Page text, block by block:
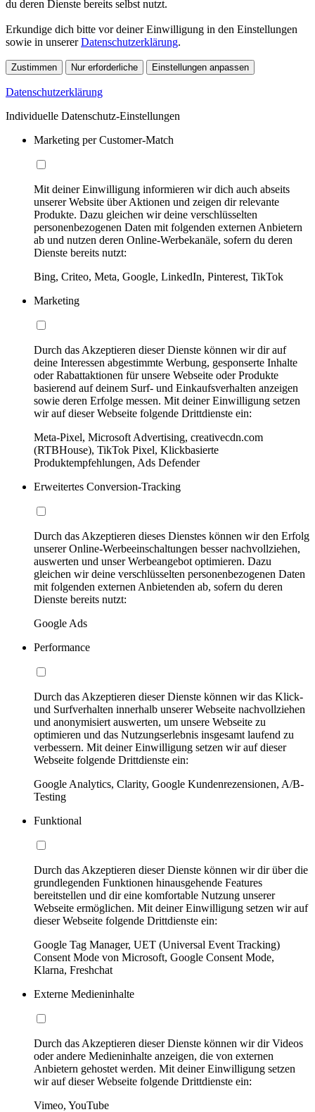
du deren Dienste bereits selbst nutzt.
Erkundige dich bitte vor deiner Einwilligung in den Einstellungen
sowie in unsererDatenschutzerklärung.
Zustimmen Nur erforderliche Einstellungen anpassen
Datenschutzerklärung
Individuelle Datenschutz-Einstellungen
Marketing per Customer-Match
Mit deiner Einwilligung informieren wir dich auch abseits
unserer Website über Aktionen und zeigen dir relevante
Produkte. Dazu gleichen wir deine verschlüsselten
personenbezogenen Daten mit folgenden externen Anbietern
ab und nutzen deren Online-Werbekanäle, sofern du deren
Dienste bereits nutzt:
Bing, Criteo, Meta, Google, LinkedIn, Pinterest, TikTok
Marketing
Durch das Akzeptieren dieser Dienste können wir dir auf
deine Interessen abgestimmte Werbung, gesponserte Inhalte
oder Rabattaktionen für unsere Webseite oder Produkte
basierend auf deinem Surf- und Einkaufsverhalten anzeigen
sowie deren Erfolge messen. Mit deiner Einwilligung setzen
wir auf dieser Webseite folgende Drittdienste ein:
Meta-Pixel, Microsoft Advertising, creativecdn.com
(RTBHouse), TikTok Pixel, Klickbasierte
Produktempfehlungen, Ads Defender
Erweitertes Conversion-Tracking
Durch das Akzeptieren dieses Dienstes können wir den Erfolg
unserer Online-Werbeeinschaltungen besser nachvollziehen,
auswerten und unser Werbeangebot optimieren. Dazu
gleichen wir deine verschlüsselten personenbezogenen Daten
mit folgenden externen Anbietenden ab, sofern du deren
Dienste bereits nutzt:
Google Ads
Performance
Durch das Akzeptieren dieser Dienste können wir das Klick-
und Surfverhalten innerhalb unserer Webseite nachvollziehen
und anonymisiert auswerten, um unsere Webseite zu
optimieren und das Nutzungserlebnis insgesamt laufend zu
verbessern. Mit deiner Einwilligung setzen wir auf dieser
Webseite folgende Drittdienste ein:
Google Analytics, Clarity, Google Kundenrezensionen, A/B-
Testing
Funktional
Durch das Akzeptieren dieser Dienste können wir dir über die
grundlegenden Funktionen hinausgehende Features
bereitstellen und dir eine komfortable Nutzung unserer
Webseite ermöglichen. Mit deiner Einwilligung setzen wir auf
dieser Webseite folgende Drittdienste ein:
Google Tag Manager, UET (Universal Event Tracking)
Consent Mode von Microsoft, Google Consent Mode,
Klarna, Freshchat
Externe Medieninhalte
Durch das Akzeptieren dieser Dienste können wir dir Videos
oder andere Medieninhalte anzeigen, die von externen
Anbietern gehostet werden. Mit deiner Einwilligung setzen
wir auf dieser Webseite folgende Drittdienste ein:
Vimeo, YouTube